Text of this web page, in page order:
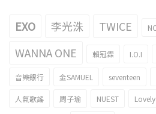
EXO 李光洙 TWICE
WANNA ONE 賴冠霖 I.O.I
音樂銀行 金SAMUEL seventeen
人氣歌謠 周子瑜 NUEST